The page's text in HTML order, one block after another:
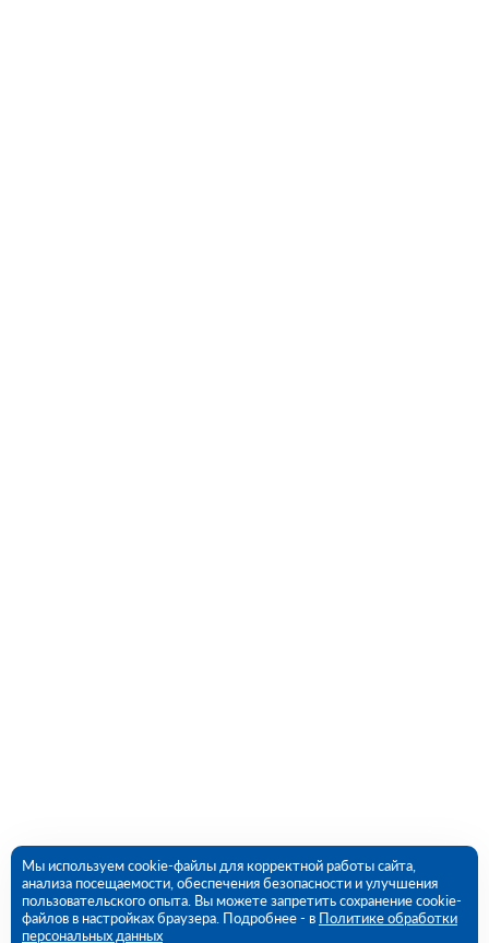
Мы используем cookie-файлы для корректной работы сайта,
анализа посещаемости, обеспечения безопасности и улучшения
пользовательского опыта. Вы можете запретить сохранение cookie-
файлов в настройках браузера. Подробнее - в Политике обработки
персональных данных